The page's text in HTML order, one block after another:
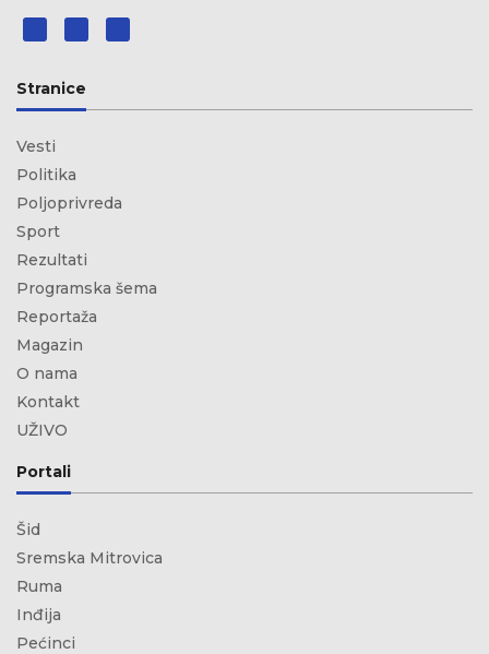
Stranice
Vesti
Politika
Poljoprivreda
Sport
Rezultati
Programska šema
Reportaža
Magazin
O nama
Kontakt
UŽIVO
Portali
Šid
Sremska Mitrovica
Ruma
Inđija
Pećinci